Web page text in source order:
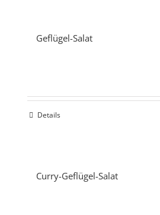
Geflügel-Salat
Details
Curry-Geflügel-Salat